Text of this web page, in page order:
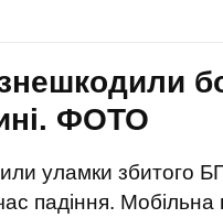
ФОТО
уламки збитого
падіння. Мобільна